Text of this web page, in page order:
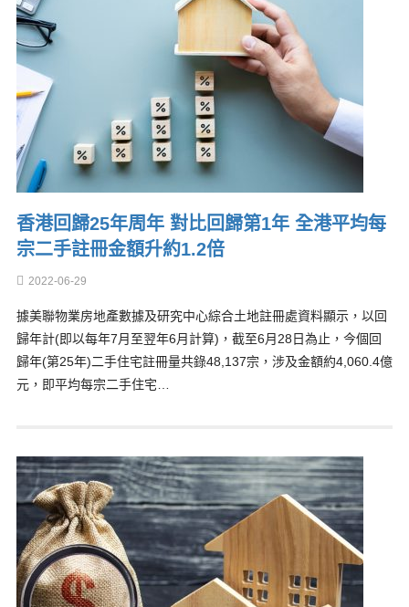
香港回歸25年周年 對比回歸第1年 全港平均每
宗二手註冊金額升約1.2倍
2022-06-29
據美聯物業房地產數據及研究中心綜合土地註冊處資料顯示，以回
歸年計(即以每年7月至翌年6月計算)，截至6月28日為止，今個回
歸年(第25年)二手住宅註冊量共錄48,137宗，涉及金額約4,060.4億
元，即平均每宗二手住宅…